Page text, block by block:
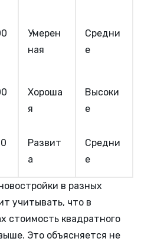
Умерен
ная
Средни
е
Хороша
я
Высоки
е
Развит
а
Средни
е
в разных
учитывать, что в
стоимость квадратного
Это объясняется не